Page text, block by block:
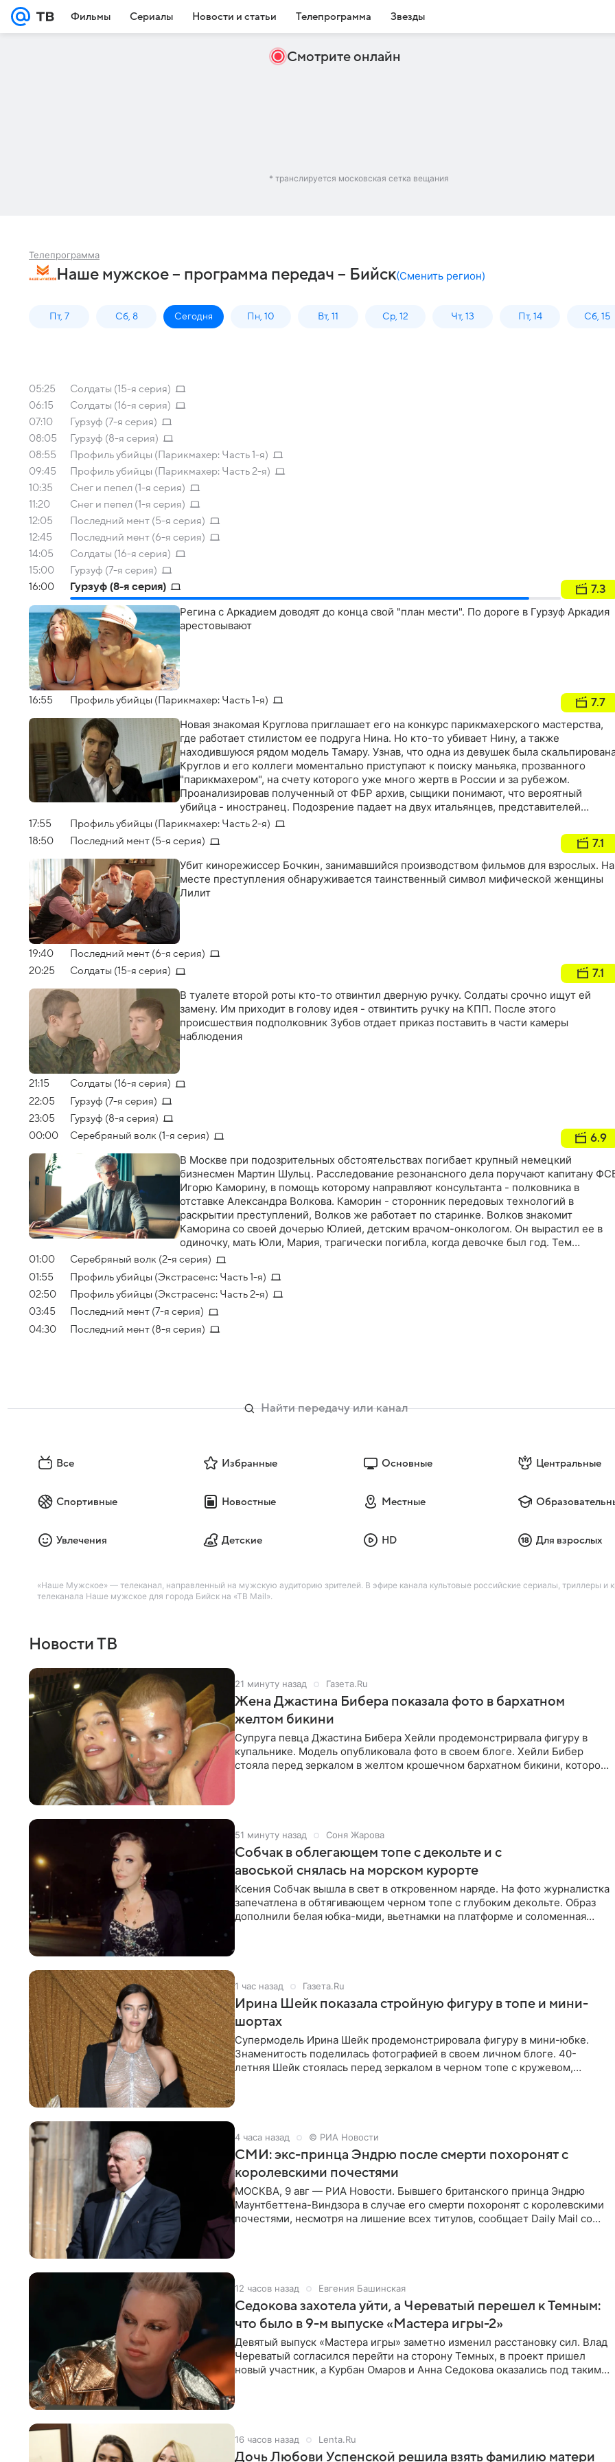
Фильмы Сериалы Новости и статьи Телепрограмма Звезды
Смотрите онлайн
* транслируется московская сетка вещания
Телепрограмма
Наше мужское – программа передач – Бийск(Сменить регион)
Пт, 7 Сб, 8 Сегодня Пн, 10 Вт, 11 Ср, 12 Чт, 13 Пт, 14 Сб, 15
05:25
Солдаты (15-я серия)
06:15
Солдаты (16-я серия)
07:10
Гурзуф (7-я серия)
08:05
Гурзуф (8-я серия)
08:55
Профиль убийцы (Парикмахер: Часть 1-я)
09:45
Профиль убийцы (Парикмахер: Часть 2-я)
10:35
Снег и пепел (1-я серия)
11:20
Снег и пепел (1-я серия)
12:05
Последний мент (5-я серия)
12:45
Последний мент (6-я серия)
14:05
Солдаты (16-я серия)
15:00
Гурзуф (7-я серия)
16:00
Гурзуф (8-я серия) 7.3
Регина с Аркадием доводят до конца свой "план мести". По дороге в Гурзуф Аркадия
арестовывают
16:55 Профиль убийцы (Парикмахер: Часть 1-я) 7.7
Новая знакомая Круглова приглашает его на конкурс парикмахерского мастерства,
где работает стилистом ее подруга Нина. Но кто-то убивает Нину, а также
находившуюся рядом модель Тамару. Узнав, что одна из девушек была
Круглов и его коллеги моментально приступают к поиску маньяка, прозванного
"парикмахером", на счету которого уже много жертв в России и за рубежом.
Проанализировав полученный от ФБР архив, сыщики понимают, что вероятный
убийца - иностранец. Подозрение падает на двух итальянцев, представителей
компании по производству парикмахерского оборудования. Выясняется, что один из
них в детстве потерял сестру, которую обнаружили убитой и скальпированной
17:55
Профиль убийцы (Парикмахер: Часть 2-я)
18:50
Последний мент (5-я серия) 7.1
Убит кинорежиссер Бочкин, занимавшийся производством фильмов для взрослых. На
месте преступления обнаруживается таинственный символ мифической женщины
Лилит
19:40
Последний мент (6-я серия)
20:25
Солдаты (15-я серия) 7.1
В туалете второй роты кто-то отвинтил дверную ручку. Солдаты срочно ищут ей
замену. Им приходит в голову идея - отвинтить ручку на КПП. После этого
происшествия подполковник Зубов отдает приказ поставить в части камеры
наблюдения
21:15
Солдаты (16-я серия)
22:05
Гурзуф (7-я серия)
23:05
Гурзуф (8-я серия)
00:00
Серебряный волк (1-я серия) 6.9
В Москве при подозрительных обстоятельствах погибает крупный немецкий
бизнесмен Мартин Шульц. Расследование резонансного дела поручают капитану
Игорю Каморину, в помощь которому направляют консультанта - полковника в
отставке Александра Волкова. Каморин - сторонник передовых технологий в
раскрытии преступлений, Волков же работает по старинке. Волков знакомит
Каморина со своей дочерью Юлией, детским врачом-онкологом. Он вырастил ее в
одиночку, мать Юли, Мария, трагически погибла, когда девочке был год. Тем
временем в Москву после многолетней работы разведчиком-нелегалом
возвращается ученик Волкова - Павел Демин…
01:00
Серебряный волк (2-я серия)
01:55
Профиль убийцы (Экстрасенс: Часть 1-я)
02:50
Профиль убийцы (Экстрасенс: Часть 2-я)
03:45
Последний мент (7-я серия)
04:30
Последний мент (8-я серия)
Все Избранные Основные Центральные
Спортивные Новостные Местные
Увлечения Детские HD Для взрослых
«Наше Мужское» — телеканал, направленный на мужскую аудиторию зрителей. В эфире канала культовые российские сериалы, триллеры
телеканала Наше мужское для города Бийск на «ТВ Mail».
Новости ТВ
21 минуту назад Газета.Ru
Жена Джастина Бибера показала фото в бархатном
желтом бикини
Супруга певца Джастина Бибера Хейли продемонстрирвала фигуру в
купальнике. Модель опубликовала фото в своем блоге. Хейли Бибер
стояла перед зеркалом в желтом крошечном бархатном бикини, которое
51 минуту назад Соня Жарова
Собчак в облегающем топе с декольте и с
авоськой снялась на морском курорте
Ксения Собчак вышла в свет в откровенном наряде. На фото журналистка
запечатлена в обтягивающем черном топе с глубоким декольте. Образ
дополнили белая юбка-миди, вьетнамки на платформе и соломенная
1 час назад Газета.Ru
Ирина Шейк показала стройную фигуру в топе и мини-
шортах
Супермодель Ирина Шейк продемонстрировала фигуру в мини-юбке.
Знаменитость поделилась фотографией в своем личном блоге. 40-
летняя Шейк стоялась перед зеркалом в черном топе с кружевом,
4 часа назад © РИА Новости
СМИ: экс-принца Эндрю после смерти похоронят с
королевскими почестями
МОСКВА, 9 авг — РИА Новости. Бывшего британского принца Эндрю
Маунтбеттена-Виндзора в случае его смерти похоронят с королевскими
почестями, несмотря на лишение всех титулов, сообщает Daily Mail со
12 часов назад Евгения Башинская
Седокова захотела уйти, а Череватый перешел к Темным:
что было в 9-м выпуске «Мастера игры-2»
Девятый выпуск «Мастера игры» заметно изменил расстановку сил. Влад
Череватый согласился перейти на сторону Темных, в проект пришел
новый участник, а Курбан Омаров и Анна Седокова оказались под таким
16 часов назад Lenta.Ru
Дочь Любови Успенской решила взять фамилию матери